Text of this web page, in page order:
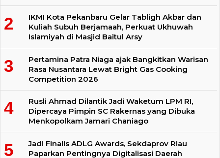
IKMI Kota Pekanbaru Gelar Tabligh Akbar dan
Kuliah Subuh Berjamaah, Perkuat Ukhuwah
Islamiyah di Masjid Baitul Arsy
Pertamina Patra Niaga ajak Bangkitkan Warisan
Rasa Nusantara Lewat Bright Gas Cooking
Competition 2026
Rusli Ahmad Dilantik Jadi Waketum LPM RI,
Dipercaya Pimpin SC Rakernas yang Dibuka
Menkopolkam Jamari Chaniago
Jadi Finalis ADLG Awards, Sekdaprov Riau
Paparkan Pentingnya Digitalisasi Daerah